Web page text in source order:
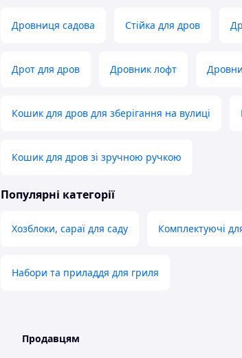
Дровниця садова Стійка для дров
Дрот для дров Дровник лофт
Кошик для дров для зберігання на вулиці
Кошик для дров зі зручною ручкою
Популярні категорії
Хозблоки, сараї для саду Комплектуючі
Набори та приладдя для гриля
Продавцям